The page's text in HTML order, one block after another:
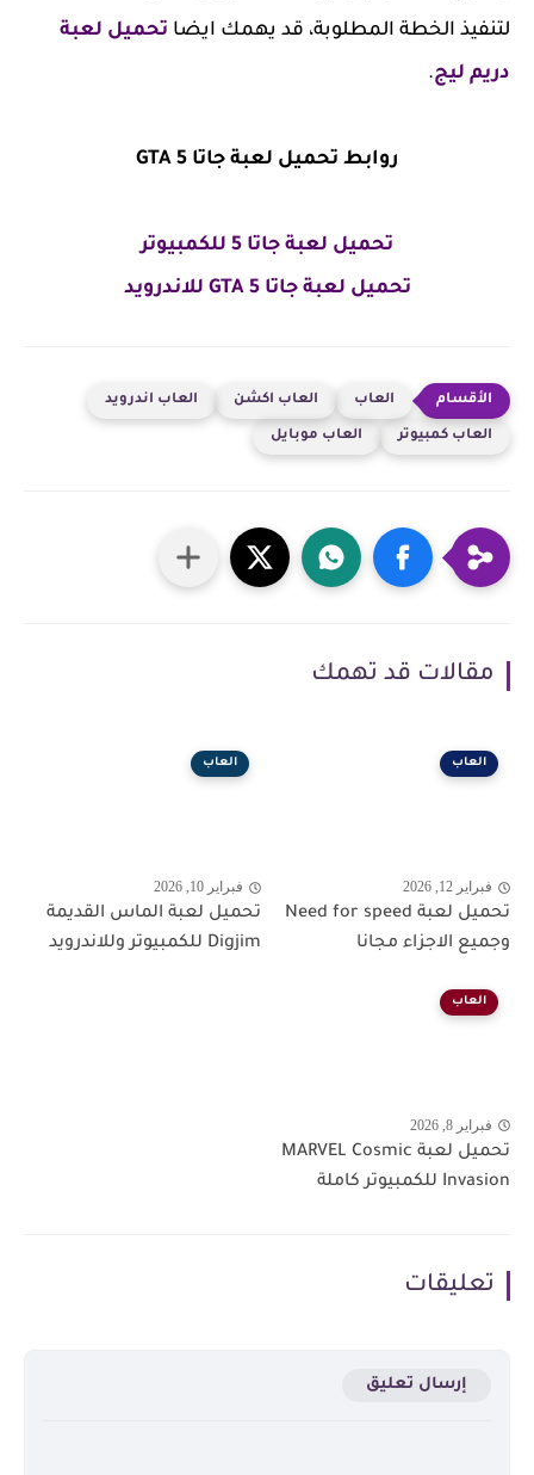
لتنفيذ الخطة المطلوبة، قد يهمك ايضا تحميل لعبة
دريم ليج.
روابط تحميل لعبة جاتا GTA 5
تحميل لعبة جاتا 5 للكمبيوتر
تحميل لعبة جاتا GTA 5 للاندرويد
العاب العاب اكشن العاب اندرويد
العاب كمبيوتر العاب موبايل
مقالات قد تهمك
العاب
فبراير 12, 2026
تحميل لعبة Need for speed
وجميع الاجزاء مجانا
العاب
فبراير 10, 2026
تحميل لعبة الماس القديمة
Digjim للكمبيوتر وللاندرويد
العاب
فبراير 8, 2026
تحميل لعبة MARVEL Cosmic
Invasion للكمبيوتر كاملة
تعليقات
إرسال تعليق